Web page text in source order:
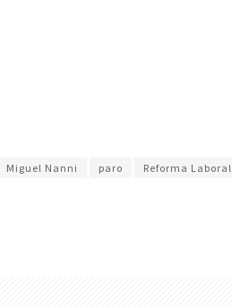
Miguel Nanni paro
Reforma Laboral